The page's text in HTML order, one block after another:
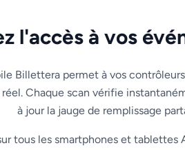
l'accès à vos
Billettera permet à vos
Chaque scan vérifie
à jour la jauge de remplissage
tous les smartphones et